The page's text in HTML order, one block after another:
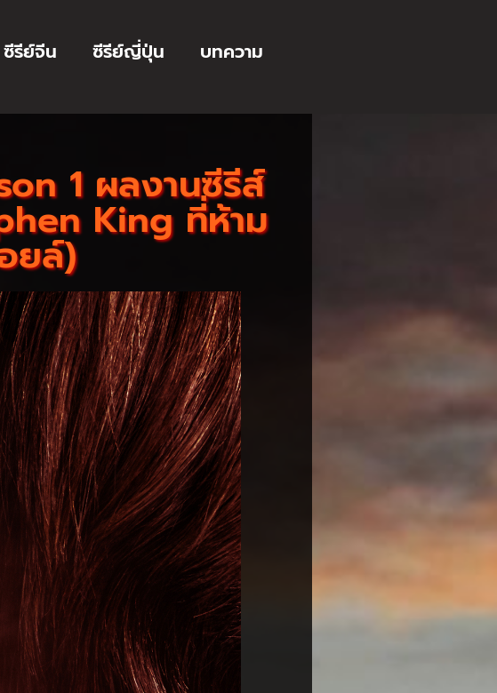
ซีรีย์จีน ซีรีย์ญี่ปุ่น บทความ
1 ผลงานซีรีส์
King ที่ห้าม
ยล์)